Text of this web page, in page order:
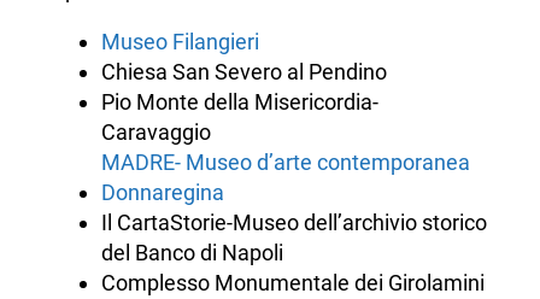
Museo Filangieri
Chiesa San Severo al Pendino
Pio Monte della Misericordia-
Caravaggio
MADRE- Museo d’arte contemporanea
Donnaregina
Il CartaStorie-Museo dell’archivio storico
del Banco di Napoli
Complesso Monumentale dei Girolamini